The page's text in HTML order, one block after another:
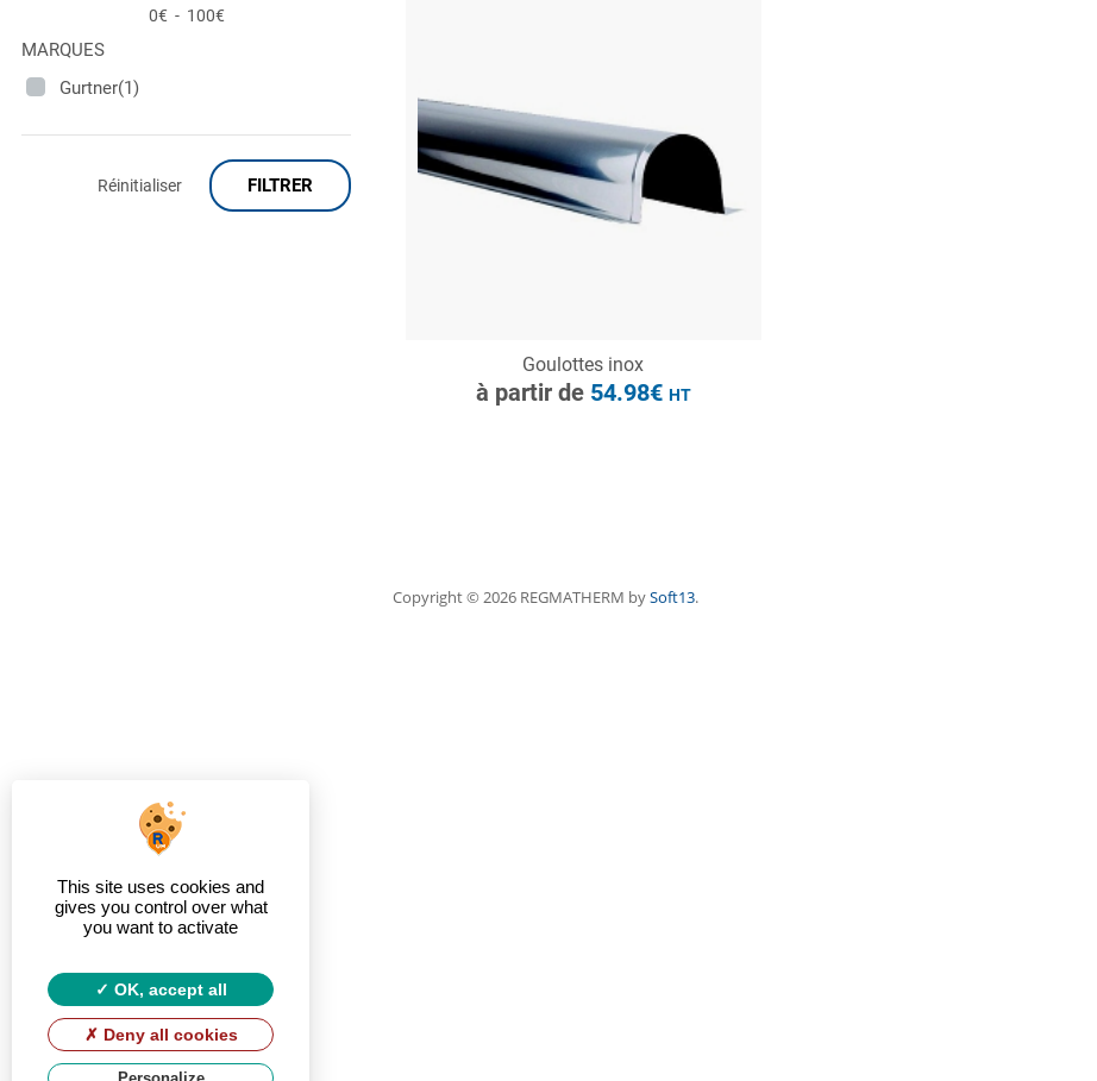
0€ - 100€
MARQUES
Gurtner(1)
Réinitialiser FILTRER
Goulottes inox
à partir de 54.98€ HT
Demande de devis
Copyright© 2026 REGMATHERM bySoft13.
This site uses cookies and
gives you control over what
you want to activate
OK, accept all
Deny all cookies